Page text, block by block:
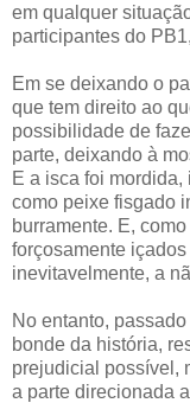
em qualquer
participantes do
Em se deixando o
que tem direito ao
possibilidade de
parte, deixando à
E a isca foi
como peixe fisgado
burramente. E,
forçosamente
inevitavelmente, a
No entanto,
bonde da história,
prejudicial possível,
a parte direcionada